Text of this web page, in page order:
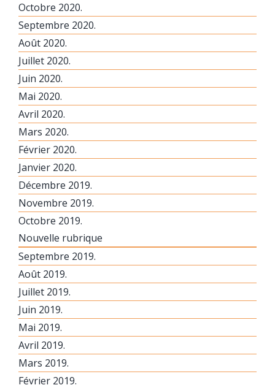
Octobre 2020.
Septembre 2020.
Août 2020.
Juillet 2020.
Juin 2020.
Mai 2020.
Avril 2020.
Mars 2020.
Février 2020.
Janvier 2020.
Décembre 2019.
Novembre 2019.
Octobre 2019.
Nouvelle rubrique
Septembre 2019.
Août 2019.
Juillet 2019.
Juin 2019.
Mai 2019.
Avril 2019.
Mars 2019.
Février 2019.